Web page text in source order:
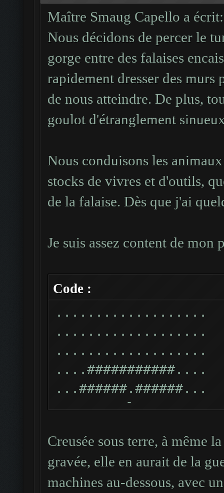
#
#
#
#
#
#
#
#
#
#
#
Maître Smaug Capello a écrit:
Nous décidons de percer le
gorge entre des falaises
rapidement dresser des murs
de nous atteindre. De plus,
goulot d'étranglement
Nous conduisons les
stocks de vivres et d'outils,
de la falaise. Dès que j'ai
Je suis assez content de
Code :
...................
...................
...................
....###########....
...######.######...
...######%######...
...###### ######...
...#############...
...#.%% ### %%.#...
Creusée sous terre, à même
gravée, elle en aurait de la
machines au-dessous, avec